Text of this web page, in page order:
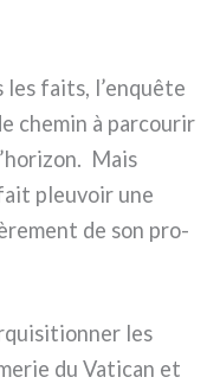
les fai­ts, l’enquête
che­min à par­cou­rir
Mais
pleu­voir une
de son pro­
les
du Vatican et